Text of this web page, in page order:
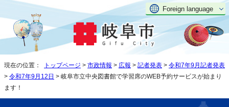
Foreign language
現在の位置： トップページ > 市政情報 > 広報 > 記者発表 > 令和7年9月記者発表
> 令和7年9月12日 > 岐阜市立中央図書館で学習席のWEB予約サービスが始まり
ます！